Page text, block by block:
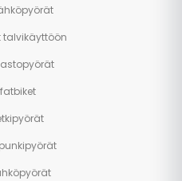
talvikäyttöön